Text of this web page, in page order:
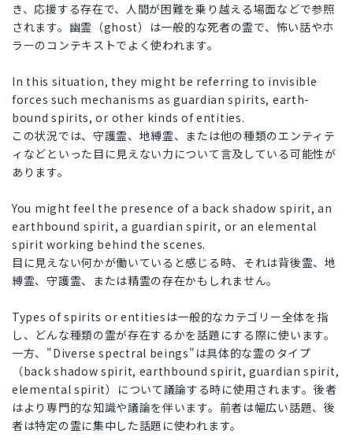
き、応援する存在で、人間が困難を乗り越える場面などで参照
されます。幽霊（ghost）は一般的な死者の霊で、怖い話やホ
ラーのコンテキストでよく使われます。
In this situation, they might be referring to invisible
forces such mechanisms as guardian spirits, earth-
bound spirits, or other kinds of entities.
この状況では、守護霊、地縛霊、または他の種類のエンティテ
ィなどといった目に見えない力について言及している可能性が
あります。
You might feel the presence of a back shadow spirit, an
earthbound spirit, a guardian spirit, or an elemental
spirit working behind the scenes.
目に見えない何かが働いていると感じる時、それは背後霊、地
縛霊、守護霊、または精霊の存在かもしれません。
Types of spirits or entitiesは一般的なカテゴリー全体を指
し、どんな種類の霊が存在するかを話題にする際に使います。
一方、"Diverse spectral beings"は具体的な霊のタイプ
（back shadow spirit, earthbound spirit, guardian spirit,
elemental spirit）について議論する時に使用されます。後者
はより専門的な知識や議論を伴います。前者は幅広い話題、後
者は特定の霊に集中した話題に使われます。